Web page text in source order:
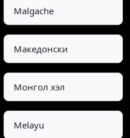
Malgache
Македонски
Монгол хэл
Melayu